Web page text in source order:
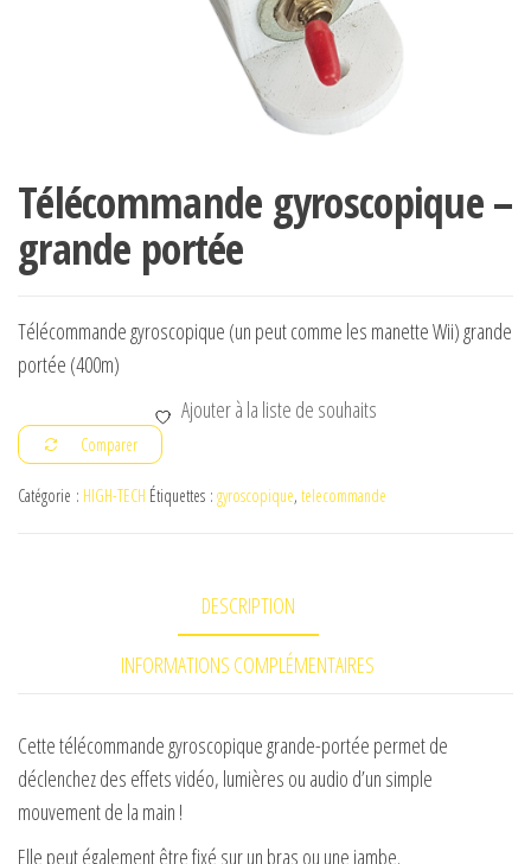
Télécommande gyroscopique –
grande portée
Télécommande gyroscopique (un peut comme les manette Wii) grande
portée (400m)
Ajouter à la liste de souhaits
Comparer
Catégorie : HIGH-TECH Étiquettes : gyroscopique, telecommande
DESCRIPTION
INFORMATIONS COMPLÉMENTAIRES
Cette télécommande gyroscopique grande-portée permet de
déclenchez des effets vidéo, lumières ou audio d’un simple
mouvement de la main !
Elle peut également être fixé sur un bras ou une jambe.